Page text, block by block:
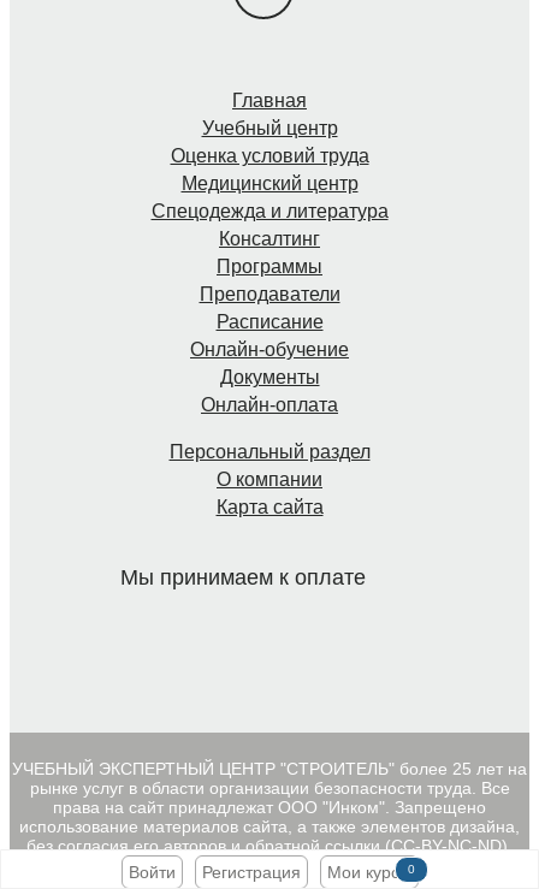
Главная
Учебный центр
Оценка условий труда
Медицинский центр
Спецодежда и литература
Консалтинг
Программы
Преподаватели
Расписание
Онлайн-обучение
Документы
Онлайн-оплата
Персональный раздел
О компании
Карта сайта
Мы принимаем к оплате
УЧЕБНЫЙ ЭКСПЕРТНЫЙ ЦЕНТР "СТРОИТЕЛЬ" более 25 лет на
рынке услуг в области организации безопасности труда. Все
права на сайт принадлежат ООО "Инком". Запрещено
использование материалов сайта, а также элементов дизайна,
без согласия его авторов и обратной ссылки (CC-BY-NC-ND).
Наверх
Войти Регистрация Мои курсы0